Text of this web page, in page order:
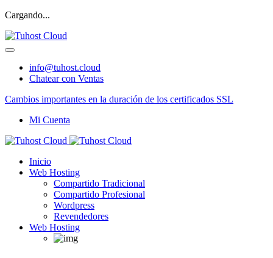
Cargando...
info@tuhost.cloud
Chatear con Ventas
Cambios importantes en la duración de los certificados SSL
Mi Cuenta
Inicio
Web Hosting
Compartido Tradicional
Compartido Profesional
Wordpress
Revendedores
Web Hosting